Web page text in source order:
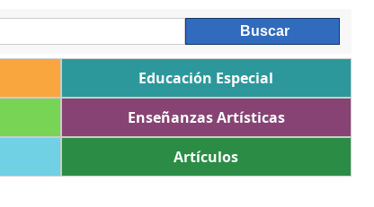
Educación Especial
Enseñanzas Artísticas
Artículos